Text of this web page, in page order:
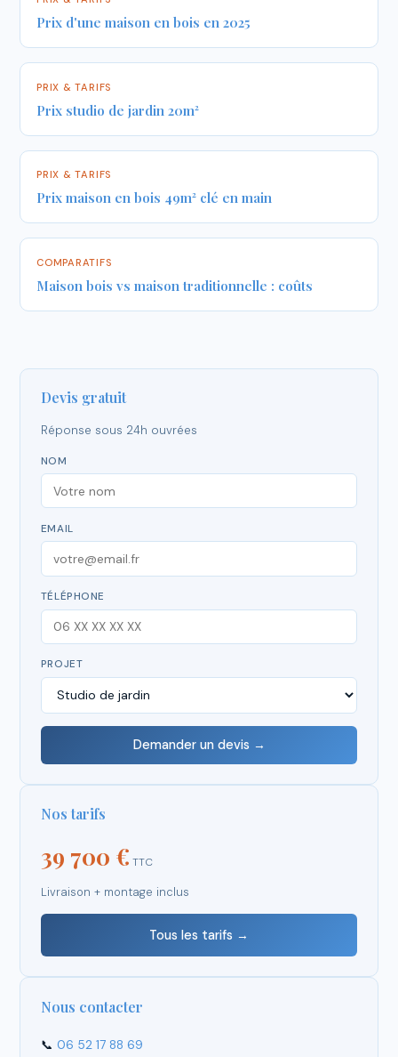
Prix d'une maison en bois en 2025
PRIX & TARIFS
Prix studio de jardin 20m²
PRIX & TARIFS
Prix maison en bois 49m² clé en main
COMPARATIFS
Maison bois vs maison traditionnelle : coûts
Devis gratuit
Réponse sous 24h ouvrées
NOM
EMAIL
TÉLÉPHONE
PROJET
Demander un devis →
Nos tarifs
39 700 € TTC
Livraison + montage inclus
Tous les tarifs →
Nous contacter
📞 06 52 17 88 69